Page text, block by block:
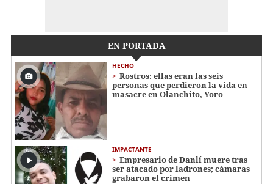
EN PORTADA
HECHO
Rostros: ellas eran las seis
personas que perdieron la vida en
masacre en Olanchito, Yoro
IMPACTANTE
Empresario de Danlí muere tras
ser atacado por ladrones; cámaras
grabaron el crimen